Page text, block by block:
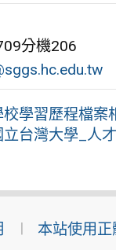
分機206
學習歷程檔案
立台灣大學_人
本站使用正